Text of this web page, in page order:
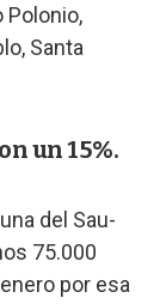
Polonio,
Santa
un 15%.
del Sau-
75.000
por esa